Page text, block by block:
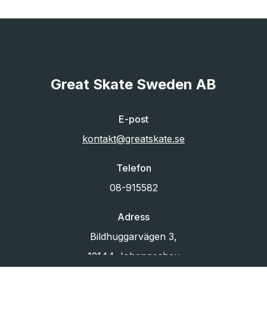
Great Skate Sweden AB
E-post
kontakt@greatskate.se
Telefon
08-915582
Adress
Bildhuggarvägen 3,
12144 Johanneshov